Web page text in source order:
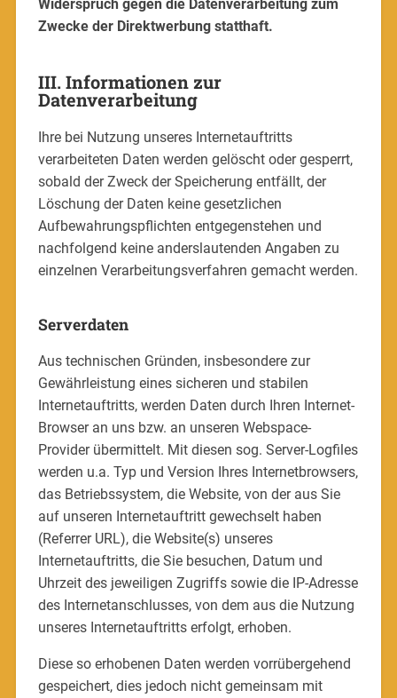
Widerspruch gegen die Datenverarbeitung zum
Zwecke der Direktwerbung statthaft.
III. Informationen zur
Datenverarbeitung
Ihre bei Nutzung unseres Internetauftritts
verarbeiteten Daten werden gelöscht oder gesperrt,
sobald der Zweck der Speicherung entfällt, der
Löschung der Daten keine gesetzlichen
Aufbewahrungspflichten entgegenstehen und
nachfolgend keine anderslautenden Angaben zu
einzelnen Verarbeitungsverfahren gemacht werden.
Serverdaten
Aus technischen Gründen, insbesondere zur
Gewährleistung eines sicheren und stabilen
Internetauftritts, werden Daten durch Ihren Internet-
Browser an uns bzw. an unseren Webspace-
Provider übermittelt. Mit diesen sog. Server-Logfiles
werden u.a. Typ und Version Ihres Internetbrowsers,
das Betriebssystem, die Website, von der aus Sie
auf unseren Internetauftritt gewechselt haben
(Referrer URL), die Website(s) unseres
Internetauftritts, die Sie besuchen, Datum und
Uhrzeit des jeweiligen Zugriffs sowie die IP-Adresse
des Internetanschlusses, von dem aus die Nutzung
unseres Internetauftritts erfolgt, erhoben.
Diese so erhobenen Daten werden vorrübergehend
gespeichert, dies jedoch nicht gemeinsam mit